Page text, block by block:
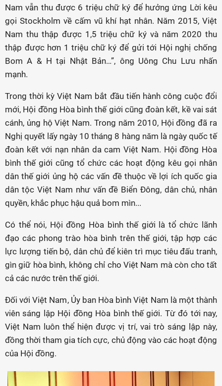
Nam vẫn thu được 6 triệu chữ ký để hưởng ứng Lời kêu
gọi Stockholm về cấm vũ khí hạt nhân. Năm 2015, Việt
Nam thu thập được 1,5 triệu chữ ký và năm 2020 thu
thập được hơn 1 triệu chữ ký để gửi tới Hội nghị chống
Bom A & H tại Nhật Bản…”, ông Uông Chu Lưu nhấn
mạnh.
Trong thời kỳ Việt Nam bắt đầu tiến hành công cuộc đổi
mới, Hội đồng Hòa bình thế giới cũng đoàn kết, kề vai sát
cánh, ủng hộ Việt Nam. Trong năm 2010, Hội đồng đã ra
Nghị quyết lấy ngày 10 tháng 8 hàng năm là ngày quốc tế
đoàn kết với nạn nhân da cam Việt Nam. Hội đồng Hòa
bình thế giới cũng tổ chức các hoạt động kêu gọi nhân
dân thế giới ủng hộ các vấn đề thuộc về lợi ích quốc gia
dân tộc Việt Nam như vấn đề Biển Đông, dân chủ, nhân
quyền, khắc phục hậu quả bom mìn...
Có thể nói, Hội đồng Hòa bình thế giới là tổ chức lãnh
đạo các phong trào hòa bình trên thế giới, tập hợp các
lực lượng tiến bộ, dân chủ để kiên trì mục tiêu đấu tranh,
gìn giữ hòa bình, không chỉ cho Việt Nam mà còn cho tất
cả các nước trên thế giới.
Đối với Việt Nam, Ủy ban Hòa bình Việt Nam là một thành
viên sáng lập Hội đồng Hòa bình thế giới. Từ đó tới nay,
Việt Nam luôn thể hiện được vị trí, vai trò sáng lập này,
đồng thời tham gia tích cực, chủ động vào các hoạt động
của Hội đồng.